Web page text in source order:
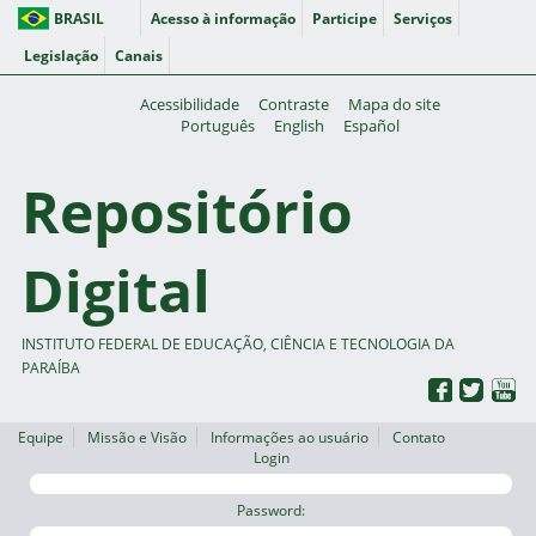
BRASIL Acesso à informação Participe
Serviços
Legislação
Canais
Acessibilidade Contraste
Mapa do site
Português
English Español
Repositório
Digital
INSTITUTO FEDERAL DE EDUCAÇÃO, CIÊNCIA E TECNOLOGIA DA
PARAÍBA
Equipe Missão e Visão Informações ao usuário
Contato
Login
Password: